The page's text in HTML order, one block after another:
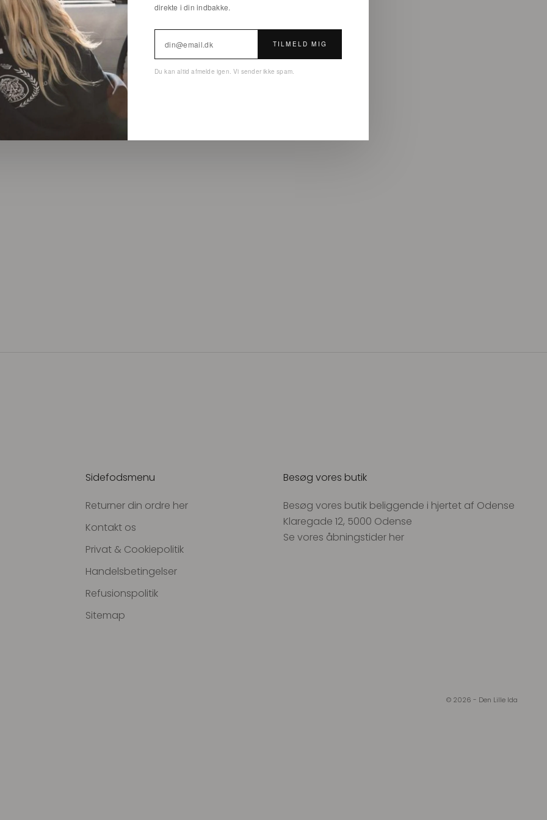
direkte i din indbakke.
TILMELD MIG
Du kan altid afmelde igen. Vi sender ikke spam.
Sidefodsmenu
Returner din ordre her
Kontakt os
Privat & Cookiepolitik
Handelsbetingelser
Refusionspolitik
Sitemap
Besøg vores butik
Besøg vores butik beliggende i hjertet af Odense
Klaregade 12, 5000 Odense
Se vores åbningstider her
© 2026 - Den Lille Ida